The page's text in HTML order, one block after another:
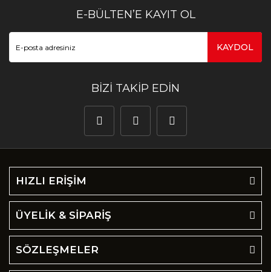
E-BÜLTEN’E KAYIT OL
KAYDOL
BİZİ TAKİP EDİN
HIZLI ERİŞİM
ÜYELİK & SİPARİŞ
SÖZLEŞMELER